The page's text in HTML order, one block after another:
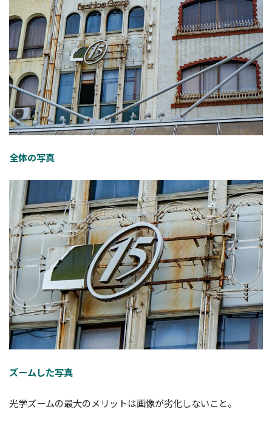
全体の写真
ズームした写真
光学ズームの最大のメリットは画像が劣化しないこと。